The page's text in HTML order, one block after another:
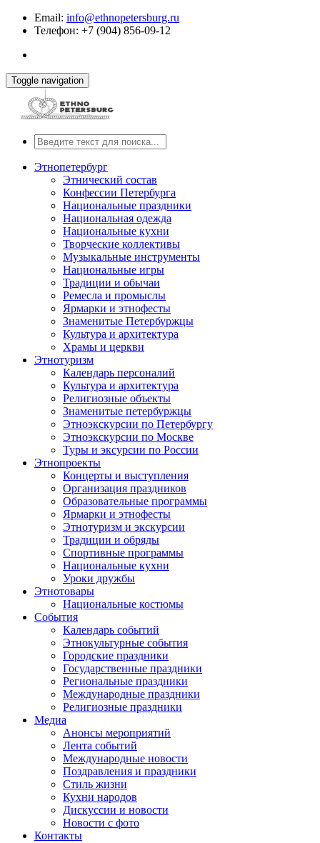
Email: info@ethnopetersburg.ru
Телефон: +7 (904) 856-09-12
Toggle navigation
Этнопетербург
Этнический состав
Конфессии Петербурга
Национальные праздники
Национальная одежда
Национальные кухни
Творческие коллективы
Музыкальные инструменты
Национальные игры
Традиции и обычаи
Ремесла и промыслы
Ярмарки и этнофесты
Знаменитые Петербуржцы
Культура и архитектура
Храмы и церкви
Этнотуризм
Календарь персоналий
Культура и архитектура
Религиозные объекты
Знаменитые петербуржцы
Этноэкскурсии по Петербургу
Этноэкскурсии по Москве
Туры и эксурсии по России
Этнопроекты
Концерты и выступления
Организация праздников
Образовательные программы
Ярмарки и этнофесты
Этнотуризм и экскурсии
Традиции и обряды
Спортивные программы
Национальные кухни
Уроки дружбы
Этнотовары
Национальные костюмы
События
Календарь событий
Этнокультурные события
Городские праздники
Государственные праздники
Региональные праздники
Международные праздники
Религиозные праздники
Медиа
Анонсы мероприятий
Лента событий
Международные новости
Поздравления и праздники
Cтиль жизни
Кухни народов
Дискуссии и новости
Новости с фото
Контакты